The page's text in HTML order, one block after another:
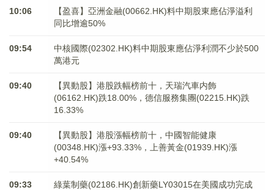
10:06
【盈喜】亞洲金融(00662.HK)料中期股東應佔淨溢利
同比增逾50%
09:54
中核國際(02302.HK)料中期股東應佔淨利潤不少於500
萬港元
09:40
【異動股】港股跌幅榜前十，天瑞汽車内飾
(06162.HK)跌18.00%，德信服務集團(02215.HK)跌
16.33%
09:40
【異動股】港股漲幅榜前十，中國智能健康
(00348.HK)漲+93.33%，上善黃金(01939.HK)漲
+40.54%
09:33
綠葉制藥(02186.HK)創新藥LY03015在美國成功完成